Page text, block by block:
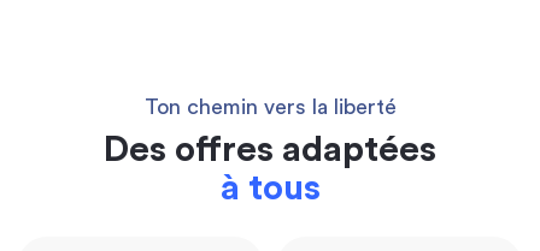
Ton chemin vers la liberté
Des offres adaptées
à tous